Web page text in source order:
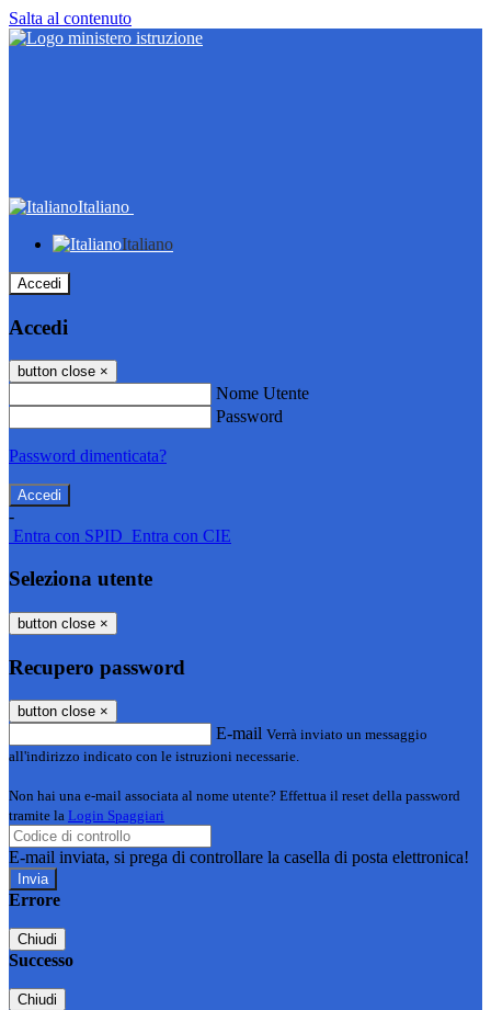
Salta al contenuto
Italiano
Italiano
Accedi
Accedi
button close ×
Nome Utente
Password
Password dimenticata?
-
Entra con SPID Entra con CIE
Seleziona utente
button close ×
Recupero password
button close ×
E-mail Verrà inviato un messaggio
all'indirizzo indicato con le istruzioni necessarie.
Non hai una e-mail associata al nome utente? Effettua il reset della password
tramite la Login Spaggiari
E-mail inviata, si prega di controllare la casella di posta elettronica!
Errore
Chiudi
Successo
Chiudi